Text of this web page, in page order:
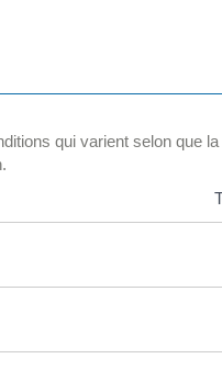
qui varient selon que